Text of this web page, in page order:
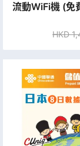
流動WiFi機 (免
HKD